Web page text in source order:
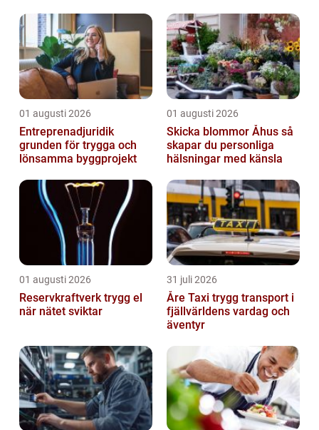
01 augusti 2026
Entreprenadjuridik
grunden för trygga och
lönsamma byggprojekt
01 augusti 2026
Skicka blommor Åhus så
skapar du personliga
hälsningar med känsla
01 augusti 2026
Reservkraftverk trygg el
när nätet sviktar
31 juli 2026
Åre Taxi trygg transport i
fjällvärldens vardag och
äventyr